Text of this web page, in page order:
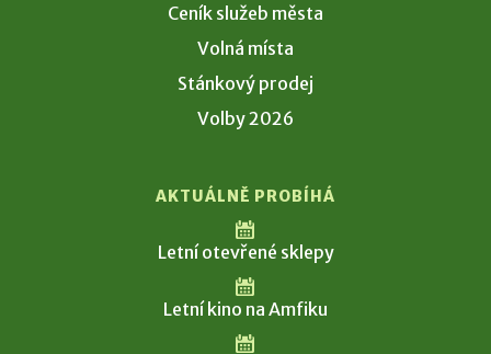
Ceník služeb města
Volná místa
Stánkový prodej
Volby 2026
AKTUÁLNĚ PROBÍHÁ
Letní otevřené sklepy
Letní kino na Amfiku